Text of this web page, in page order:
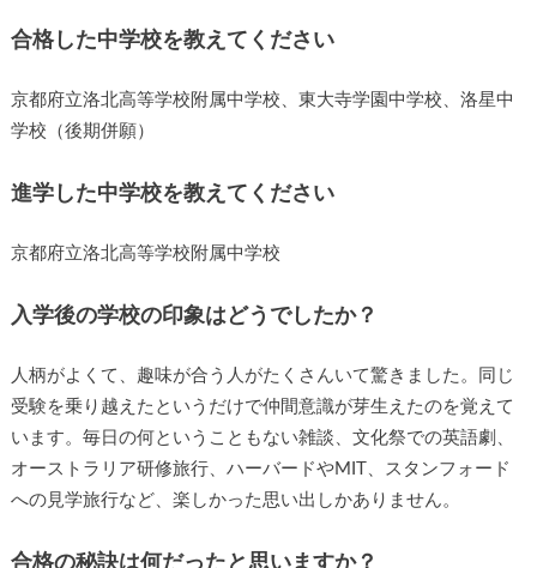
合格した中学校を教えてください
京都府立洛北高等学校附属中学校、東大寺学園中学校、洛星中
学校（後期併願）
進学した中学校を教えてください
京都府立洛北高等学校附属中学校
入学後の学校の印象はどうでしたか？
人柄がよくて、趣味が合う人がたくさんいて驚きました。同じ
受験を乗り越えたというだけで仲間意識が芽生えたのを覚えて
います。毎日の何ということもない雑談、文化祭での英語劇、
オーストラリア研修旅行、ハーバードやMIT、スタンフォード
への見学旅行など、楽しかった思い出しかありません。
合格の秘訣は何だったと思いますか？